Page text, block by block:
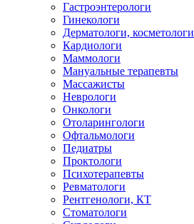
Гастроэнтерологи
Гинекологи
Дерматологи, косметологи
Кардиологи
Маммологи
Мануальные терапевты
Массажисты
Неврологи
Онкологи
Отоларингологи
Офтальмологи
Педиатры
Проктологи
Психотерапевты
Ревматологи
Рентгенологи, КТ
Стоматологи